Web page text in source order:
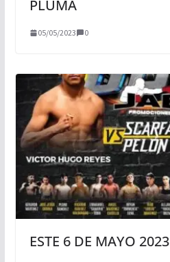
PLUMA
05/05/2023 0
ESTE 6 DE MAYO 2023